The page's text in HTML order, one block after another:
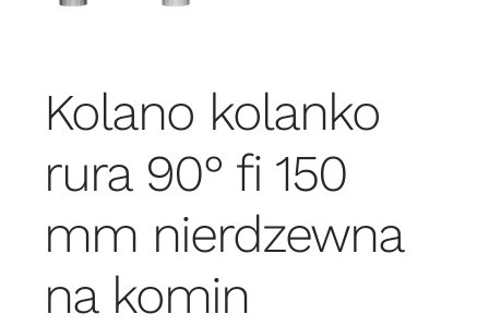
Kolano kolanko
rura 90° fi 150
mm nierdzewna
na komin